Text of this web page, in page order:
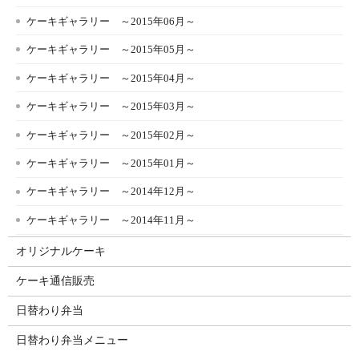
ケーキギャラリー ～2015年06月～
ケーキギャラリー ～2015年05月～
ケーキギャラリー ～2015年04月～
ケーキギャラリー ～2015年03月～
ケーキギャラリー ～2015年02月～
ケーキギャラリー ～2015年01月～
ケーキギャラリー ～2014年12月～
ケーキギャラリー ～2014年11月～
オリジナルケーキ
ケーキ通信販売
日替わり弁当
日替わり弁当メニュー